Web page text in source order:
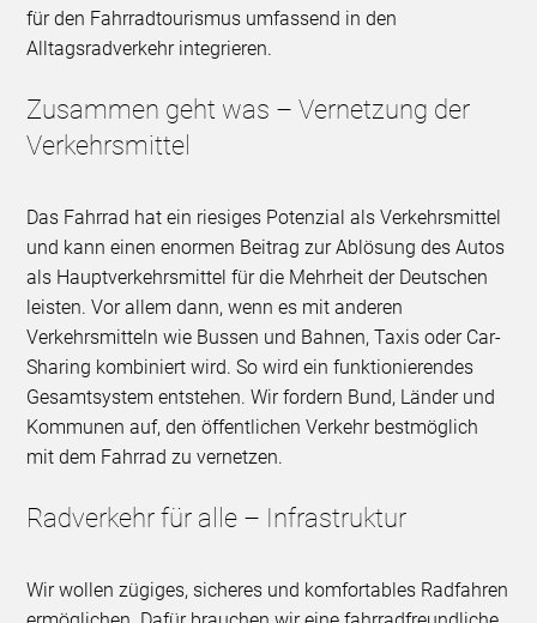
für den Fahrradtourismus umfassend in den
Alltagsradverkehr integrieren.
Zusammen geht was – Vernetzung der
Verkehrsmittel
Das Fahrrad hat ein riesiges Potenzial als Verkehrsmittel
und kann einen enormen Beitrag zur Ablösung des Autos
als Hauptverkehrsmittel für die Mehrheit der Deutschen
leisten. Vor allem dann, wenn es mit anderen
Verkehrsmitteln wie Bussen und Bahnen, Taxis oder Car-
Sharing kombiniert wird. So wird ein funktionierendes
Gesamtsystem entstehen. Wir fordern Bund, Länder und
Kommunen auf, den öffentlichen Verkehr bestmöglich
mit dem Fahrrad zu vernetzen.
Radverkehr für alle – Infrastruktur
Wir wollen zügiges, sicheres und komfortables Radfahren